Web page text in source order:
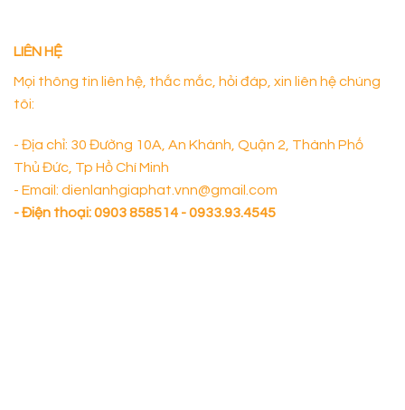
LIÊN HỆ
Mọi thông tin liên hệ, thắc mắc, hỏi đáp, xin liên hệ chúng
tôi:
- Địa chỉ: 30 Đường 10A, An Khánh, Quận 2, Thành Phố
Thủ Đức, Tp Hồ Chí Minh
- Email: dienlanhgiaphat.vnn@gmail.com
- Điện thoại:0903 858514 - 0933.93.4545